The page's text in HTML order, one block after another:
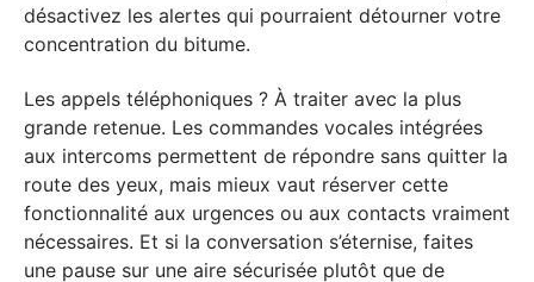
désactivez les alertes qui pourraient détourner votre
concentration du bitume.
Les appels téléphoniques ? À traiter avec la plus
grande retenue. Les commandes vocales intégrées
aux intercoms permettent de répondre sans quitter la
route des yeux, mais mieux vaut réserver cette
fonctionnalité aux urgences ou aux contacts vraiment
nécessaires. Et si la conversation s’éternise, faites
une pause sur une aire sécurisée plutôt que de